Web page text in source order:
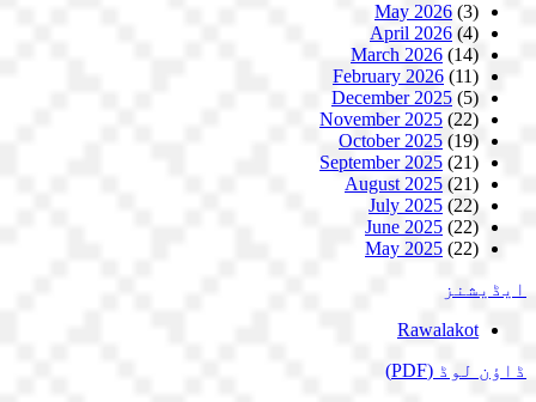
May 2026 (3)
April 2026 (4)
March 2026 (14)
February 2026 (11)
December 2025 (5)
November 2025 (22)
October 2025 (19)
September 2025 (21)
August 2025 (21)
July 2025 (22)
June 2025 (22)
May 2025 (22)
ایڈیشنز
Rawalakot
ڈاؤن لوڈ (PDF)